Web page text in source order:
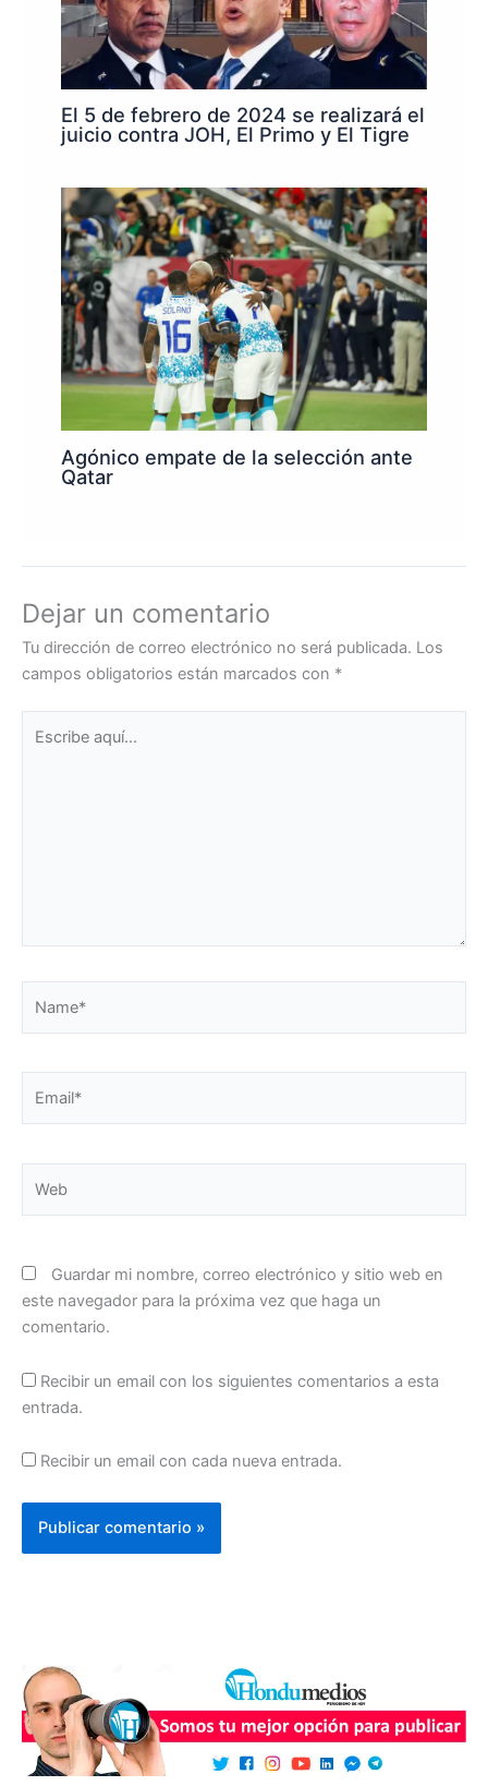
El 5 de febrero de 2024 se realizará el
juicio contra JOH, El Primo y El Tigre
Agónico empate de la selección ante
Qatar
Dejar un comentario
Tu dirección de correo electrónico no será publicada. Los
campos obligatorios están marcados con *
Guardar mi nombre, correo electrónico y sitio web en
este navegador para la próxima vez que haga un
comentario.
Recibir un email con los siguientes comentarios a esta
entrada.
Recibir un email con cada nueva entrada.